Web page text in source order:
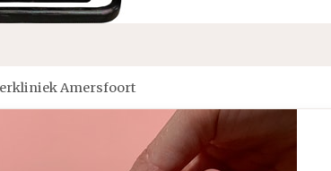
Amersfoort